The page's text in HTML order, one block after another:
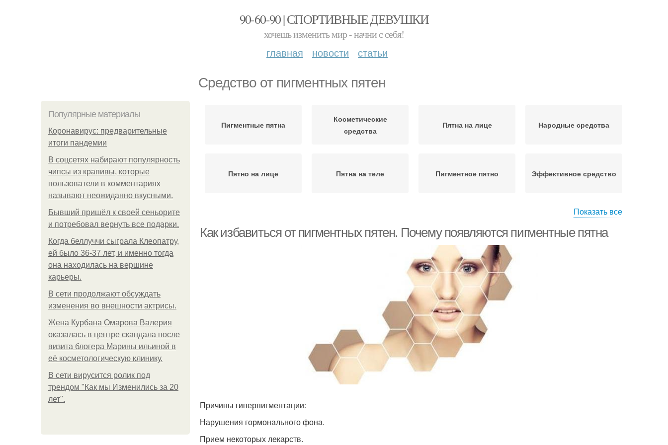
90-60-90 | СПОРТИВНЫЕ ДЕВУШКИ
хочешь изменить мир - начни с себя!
главная новости статьи
Средство от пигментных пятен
Популярные материалы
Коронавирус: предварительные
итоги пандемии
В соцсетях набирают популярность
чипсы из крапивы, которые
пользователи в комментариях
называют неожиданно вкусными.
Бывший пришёл к своей сеньорите
и потребовал вернуть все подарки.
Когда беллуччи сыграла Клеопатру,
ей было 36-37 лет, и именно тогда
она находилась на вершине
карьеры.
В сети продолжают обсуждать
изменения во внешности актрисы.
Жена Курбана Омарова Валерия
оказалась в центре скандала после
визита блогера Марины ильиной в
её косметологическую клинику.
В сети вирусится ролик под
трендом "Как мы Изменились за 20
лет".
Пигментные пятна
Косметические
средства
Пятна на лице Народные средства
Пятно на лице Пятна на теле Пигментное пятно Эффективное средство
условиях
Показать все
Как избавиться от пигментных пятен. Почему появляются пигментные пятна
Причины гиперпигментации:
Нарушения гормонального фона.
Прием некоторых лекарств.